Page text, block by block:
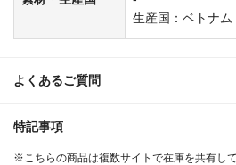
生産国：ベトナム
よくあるご質問
特記事項
※こちらの商品は複数サイトで在庫を共有し